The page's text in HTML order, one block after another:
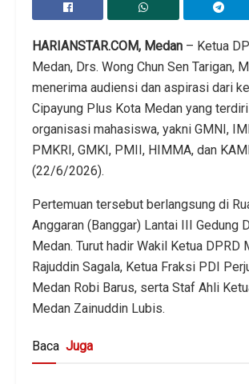
HARIANSTAR.COM, Medan – Ketua
Medan, Drs. Wong Chun Sen Tarigan,
menerima audiensi dan aspirasi dari
Cipayung Plus Kota Medan yang
organisasi mahasiswa, yakni GMNI,
PMKRI, GMKI, PMII, HIMMA, dan
(22/6/2026).
Pertemuan tersebut berlangsung di
Anggaran (Banggar) Lantai III Gedung
Medan. Turut hadir Wakil Ketua DPRD
Rajuddin Sagala, Ketua Fraksi PDI
Medan Robi Barus, serta Staf Ahli
Medan Zainuddin Lubis.
Baca Juga